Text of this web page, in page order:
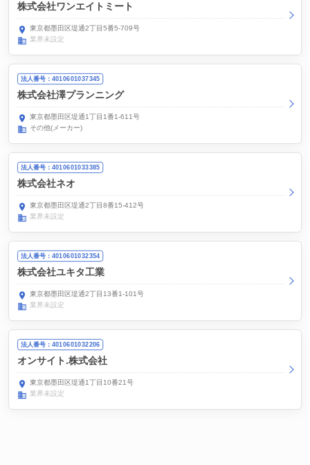
株式会社ワンエイトミート
東京都墨田区堤通2丁目5番5-709号
業界未設定
法人番号：4010601037345
株式会社澤プランニング
東京都墨田区堤通1丁目1番1-611号
その他(メーカー)
法人番号：4010601033385
株式会社ネオ
東京都墨田区堤通2丁目8番15-412号
業界未設定
法人番号：4010601032354
株式会社ユキタ工業
東京都墨田区堤通2丁目13番1-101号
業界未設定
法人番号：4010601032206
オンサイト.株式会社
東京都墨田区堤通1丁目10番21号
業界未設定